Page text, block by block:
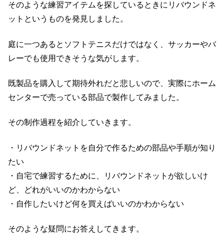
そのような練習アイテムを探しているときにリバウンドネ
ットというものを発見しました。
庭に一つあるとソフトテニスだけではなく、サッカーやバ
レーでも使用できそうな気がします。
既製品を購入して期待外れだと悲しいので、実際にホーム
センターで売っている部品で製作してみました。
その制作過程を紹介していきます。
・リバウンドネットを自分で作るための部品や手順が知り
たい
・自宅で練習するために、リバウンドネットが欲しいけ
ど、どれがいいのかわからない
・自作したいけど何を買えばいいのかわからない
そのような疑問にお答えしてきます。